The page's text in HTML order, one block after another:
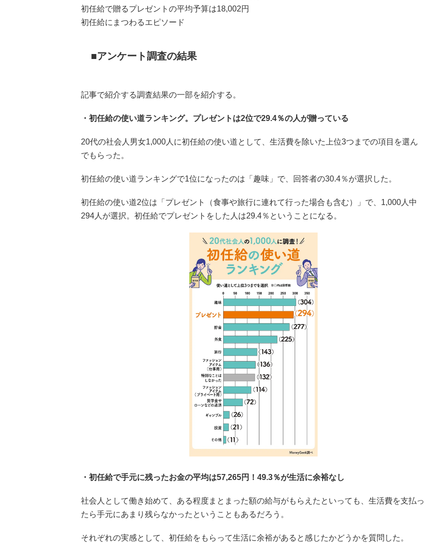
初任給で贈るプレゼントの平均予算は18,002円
初任給にまつわるエピソード
アンケート調査の結果
記事で紹介する調査結果の一部を紹介する。
・初任給の使い道ランキング。プレゼントは2位で29.4％の人が贈っている
20代の社会人男女1,000人に初任給の使い道として、生活費を除いた上位3つまでの項目を選ん
でもらった。
初任給の使い道ランキングで1位になったのは「趣味」で、回答者の30.4％が選択した。
初任給の使い道2位は「プレゼント（食事や旅行に連れて行った場合も含む）」で、1,000人中
294人が選択。初任給でプレゼントをした人は29.4％ということになる。
・初任給で手元に残ったお金の平均は57,265円！49.3％が生活に余裕なし
社会人として働き始めて、ある程度まとまった額の給与がもらえたといっても、生活費を支払っ
たら手元にあまり残らなかったということもあるだろう。
それぞれの実感として、初任給をもらって生活に余裕があると感じたかどうかを質問した。